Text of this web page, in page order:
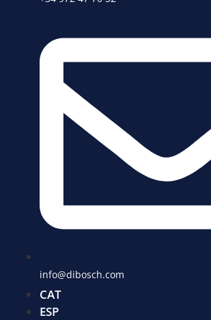
info@dibosch.com
CAT
ESP